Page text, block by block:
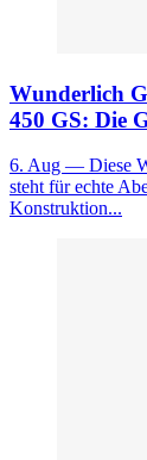
Wunderlich
450 GS: Die
6. Aug — Diese
steht für echte
Konstruktion...